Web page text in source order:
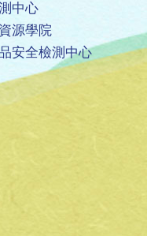
中心
源學院
安全檢測中心